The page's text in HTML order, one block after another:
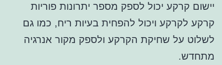
יישום קרקע יכול לספק מספר יתרונות פוריות
קרקע לקרקע ויכול להפחית בעיות ריח, כמו גם
לשלוט על שחיקת הקרקע ולספק מקור אנרגיה
מתחדש.